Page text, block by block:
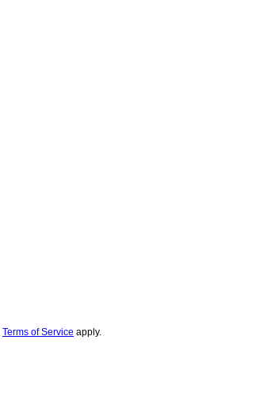
Terms of Service apply.